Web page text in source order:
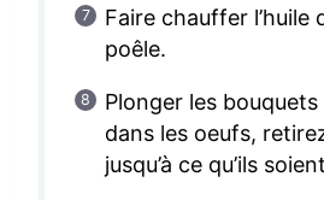
Faire chauffer l’huile
poêle.
Plonger les
dans les oeufs,
jusqu’à ce qu’ils